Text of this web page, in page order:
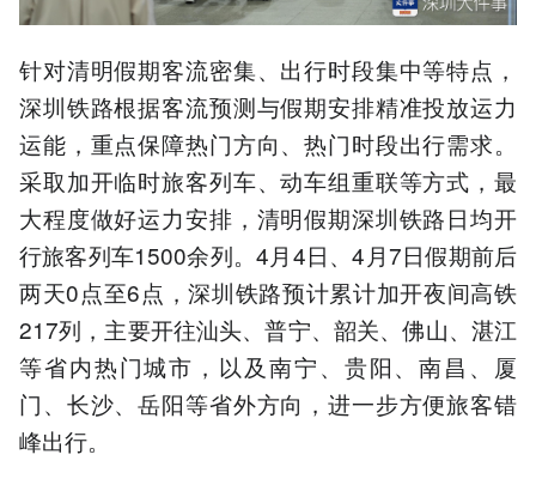
针对清明假期客流密集、出行时段集中等特点，
深圳铁路根据客流预测与假期安排精准投放运力
运能，重点保障热门方向、热门时段出行需求。
采取加开临时旅客列车、动车组重联等方式，最
大程度做好运力安排，清明假期深圳铁路日均开
行旅客列车1500余列。4月4日、4月7日假期前后
两天0点至6点，深圳铁路预计累计加开夜间高铁
217列，主要开往汕头、普宁、韶关、佛山、湛江
等省内热门城市，以及南宁、贵阳、南昌、厦
门、长沙、岳阳等省外方向，进一步方便旅客错
峰出行。